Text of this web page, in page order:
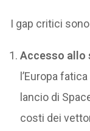
I gap critici
Accesso allo
l’Europa
lancio di
costi dei